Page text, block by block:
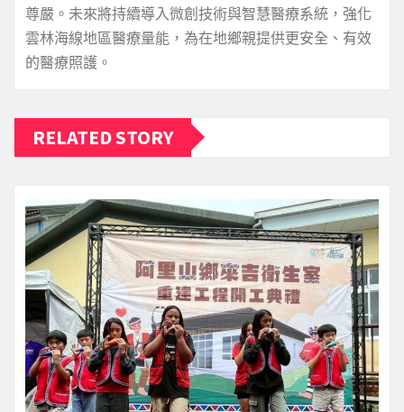
尊嚴。未來將持續導入微創技術與智慧醫療系統，強化
雲林海線地區醫療量能，為在地鄉親提供更安全、有效
的醫療照護。
RELATED STORY